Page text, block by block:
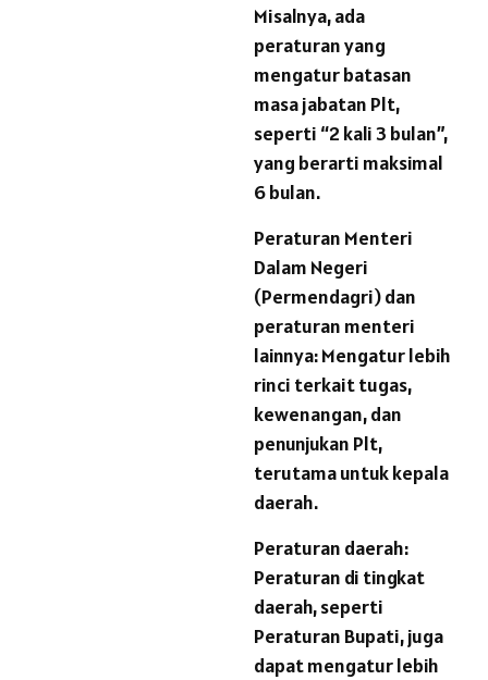
Misalnya, ada
peraturan yang
mengatur batasan
masa jabatan Plt,
seperti “2 kali 3 bulan”,
yang berarti maksimal
6 bulan.
Peraturan Menteri
Dalam Negeri
(Permendagri) dan
peraturan menteri
lainnya: Mengatur lebih
rinci terkait tugas,
kewenangan, dan
penunjukan Plt,
terutama untuk kepala
daerah.
Peraturan daerah:
Peraturan di tingkat
daerah, seperti
Peraturan Bupati, juga
dapat mengatur lebih